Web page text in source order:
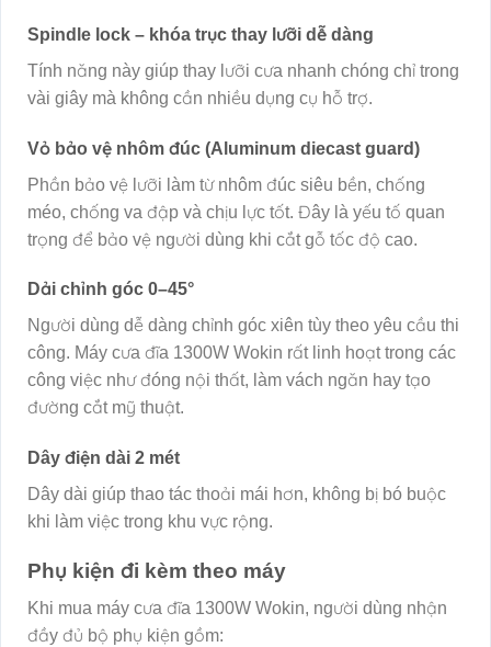
Spindle lock – khóa trục thay lưỡi dễ dàng
Tính năng này giúp thay lưỡi cưa nhanh chóng chỉ trong
vài giây mà không cần nhiều dụng cụ hỗ trợ.
Vỏ bảo vệ nhôm đúc (Aluminum diecast guard)
Phần bảo vệ lưỡi làm từ nhôm đúc siêu bền, chống
méo, chống va đập và chịu lực tốt. Đây là yếu tố quan
trọng để bảo vệ người dùng khi cắt gỗ tốc độ cao.
Dải chỉnh góc 0–45°
Người dùng dễ dàng chỉnh góc xiên tùy theo yêu cầu thi
công. Máy cưa đĩa 1300W Wokin rất linh hoạt trong các
công việc như đóng nội thất, làm vách ngăn hay tạo
đường cắt mỹ thuật.
Dây điện dài 2 mét
Dây dài giúp thao tác thoải mái hơn, không bị bó buộc
khi làm việc trong khu vực rộng.
Phụ kiện đi kèm theo máy
Khi mua máy cưa đĩa 1300W Wokin, người dùng nhận
đầy đủ bộ phụ kiện gồm: